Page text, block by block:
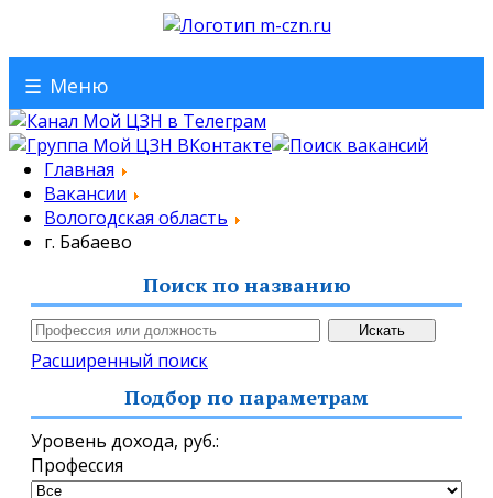
☰ Меню
Главная
Вакансии
Вологодская область
г. Бабаево
Поиск по названию
Расширенный поиск
Подбор по параметрам
Уровень дохода, руб.:
Профессия